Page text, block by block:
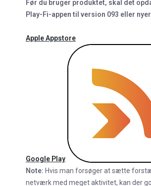
Før du bruger produktet, skal det
Play-Fi-appen til version 093 eller
Apple Appstore
Google Play
Note: Hvis man forsøger at sætte
netværk med meget aktivitet, kan der